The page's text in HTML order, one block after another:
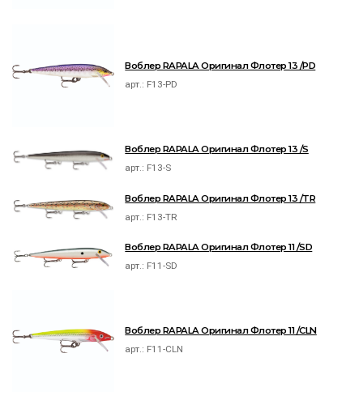
Воблер RAPALA Оригинал Флотер 13 /PD
арт.: F13-PD
Воблер RAPALA Оригинал Флотер 13 /S
арт.: F13-S
Воблер RAPALA Оригинал Флотер 13 /TR
арт.: F13-TR
Воблер RAPALA Оригинал Флотер 11 /SD
арт.: F11-SD
Воблер RAPALA Оригинал Флотер 11 /CLN
арт.: F11-CLN